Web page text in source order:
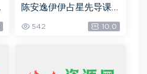
陈安逸伊伊占星先导课
6.45G)
542 10.0